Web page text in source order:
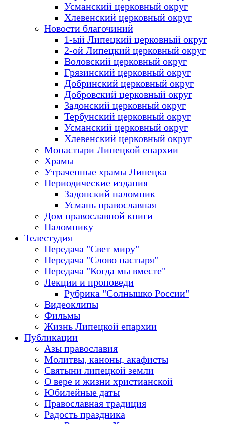
Усманский церковный округ
Хлевенский церковный округ
Новости благочиний
1-ый Липецкий церковный округ
2-ой Липецкий церковный округ
Воловский церковный округ
Грязинский церковный округ
Добринский церковный округ
Добровский церковный округ
Задонский церковный округ
Тербунский церковный округ
Усманский церковный округ
Хлевенский церковный округ
Монастыри Липецкой епархии
Храмы
Утраченные храмы Липецка
Периодические издания
Задонский паломник
Усмань православная
Дом православной книги
Паломнику
Телестудия
Передача "Свет миру"
Передача "Слово пастыря"
Передача "Когда мы вместе"
Лекции и проповеди
Рубрика "Солнышко России"
Видеоклипы
Фильмы
Жизнь Липецкой епархии
Публикации
Азы православия
Молитвы, каноны, акафисты
Святыни липецкой земли
О вере и жизни христианской
Юбилейные даты
Православная традиция
Радость праздника